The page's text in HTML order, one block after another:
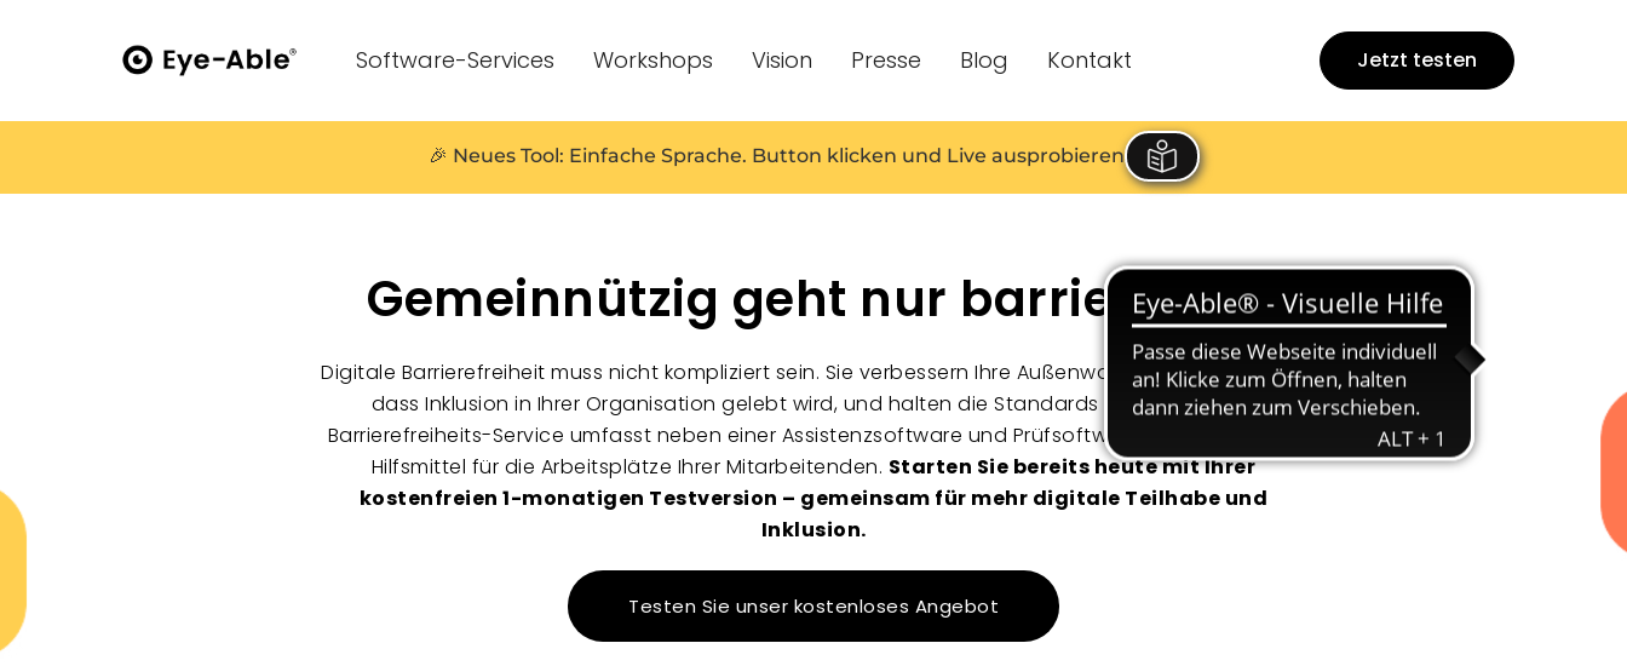
Software-Services Workshops Vision Presse Blog Kontakt Jetzt testen
🎉 Neues Tool: Einfache Sprache. Button klicken und Live ausprobieren
Gemeinnützig geht nur barrierefrei.
Digitale Barrierefreiheit muss nicht kompliziert sein. Sie verbessern Ihre Außenwahrnehmung, zeigen,
dass Inklusion in Ihrer Organisation gelebt wird, und halten die Standards leichter ein. Der
Barrierefreiheits-Service umfasst neben einer Assistenzsoftware und Prüfsoftware für WCAG auch
Hilfsmittel für die Arbeitsplätze Ihrer Mitarbeitenden. Starten Sie bereits heute mit Ihrer
kostenfreien 1-monatigen Testversion – gemeinsam für mehr digitale Teilhabe und
Inklusion.
Testen Sie unser kostenloses Angebot